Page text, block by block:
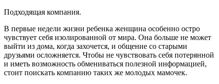
Подходящая компания.
В первые недели жизни ребенка женщина особенно остро
чувствует себя изолированной от мира. Она больше не может
выйти из дома, когда захочется, и общение со старыми
друзьями осложняется. Чтобы не чувствовать себя потерянной
и иметь возможность обмениваться полезной информацией,
стоит поискать компанию таких же молодых мамочек.